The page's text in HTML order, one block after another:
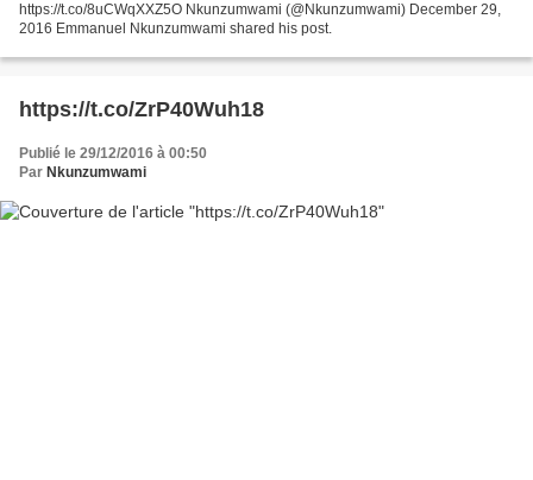
https://t.co/8uCWqXXZ5O Nkunzumwami (@Nkunzumwami) December 29,
2016 Emmanuel Nkunzumwami shared his post.
https://t.co/ZrP40Wuh18
Publié le 29/12/2016 à 00:50
Par Nkunzumwami